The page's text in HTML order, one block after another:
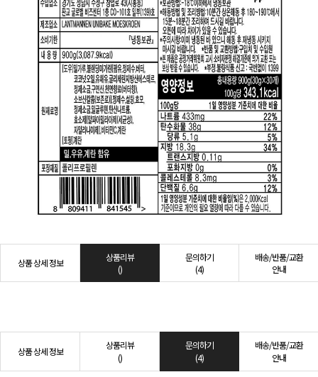
상품 상세 정보
상품리뷰
()
문의하기
(4)
배송/반품/교환
안내
상품 상세 정보
상품리뷰
()
문의하기
(4)
배송/반품/교환
안내